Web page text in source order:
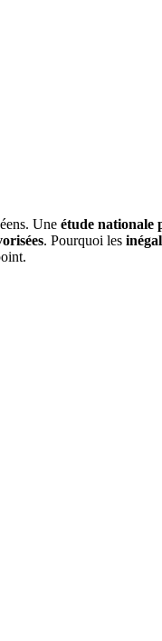
Uneétude nationale
. Pourquoi les